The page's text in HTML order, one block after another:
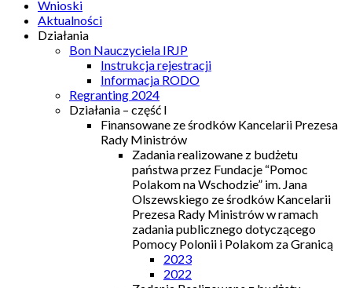
Wnioski
Aktualności
Działania
Bon Nauczyciela IRJP
Instrukcja rejestracji
Informacja RODO
Regranting 2024
Działania – część I
Finansowane ze środków Kancelarii Prezesa
Rady Ministrów
Zadania realizowane z budżetu
państwa przez Fundacje “Pomoc
Polakom na Wschodzie” im. Jana
Olszewskiego ze środków Kancelarii
Prezesa Rady Ministrów w ramach
zadania publicznego dotyczącego
Pomocy Polonii i Polakom za Granicą
2023
2022